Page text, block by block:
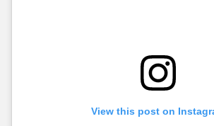
View this post on